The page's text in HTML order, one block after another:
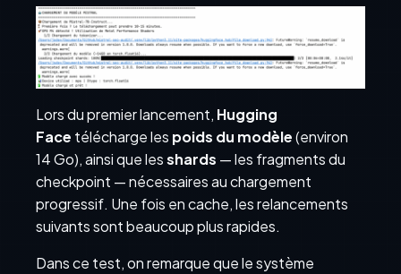
Lors du premier lancement, Hugging
Face télécharge les poids du modèle(environ
14 Go), ainsi que lesshards — les fragments du
checkpoint — nécessaires au chargement
progressif. Une fois en cache, les relancements
suivants sont beaucoup plus rapides.
Dans ce test, on remarque que le système